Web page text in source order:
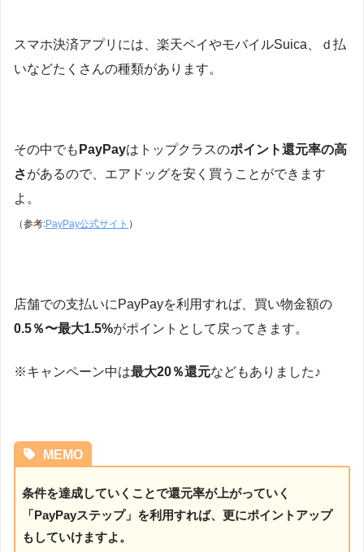
スマホ決済アプリには、楽天ペイやモバイルSuica、ｄ払
いなどたくさんの種類があります。
その中でも PayPayはトップクラスのポイント還元率の高
さがあるので、エアドッグを安く買うことができます
よ。
（参考:PayPay公式サイト ）
店舗での支払いにPayPayを利用すれば、買い物金額の
0.5％〜最大1.5%がポイントとして戻ってきます。
※キャンペーン中は最大20％還元などもありました♪
MEMO
条件を達成していくことで還元率が上がっていく
「PayPayステップ」を利用すれば、更にポイントアップ
もしていけますよ。